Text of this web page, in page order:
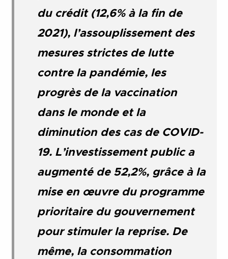
du crédit (12,6% à la fin de
2021), l’assouplissement des
mesures strictes de lutte
contre la pandémie, les
progrès de la vaccination
dans le monde et la
diminution des cas de COVID-
19. L’investissement public a
augmenté de 52,2%, grâce à la
mise en œuvre du programme
prioritaire du gouvernement
pour stimuler la reprise. De
même, la consommation